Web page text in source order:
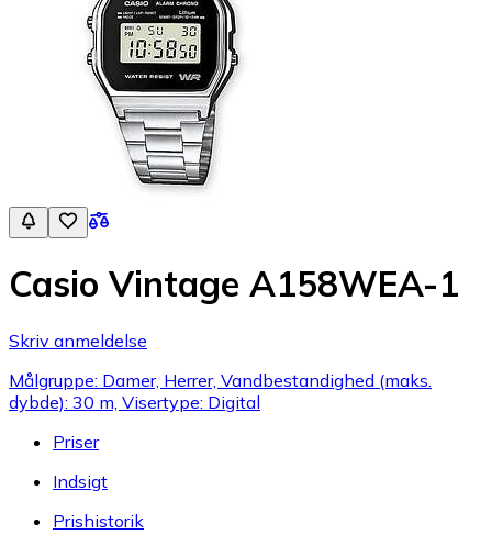
Casio Vintage A158WEA-1
Skriv anmeldelse
Målgruppe: Damer, Herrer, Vandbestandighed (maks.
dybde): 30 m, Visertype: Digital
Priser
Indsigt
Prishistorik